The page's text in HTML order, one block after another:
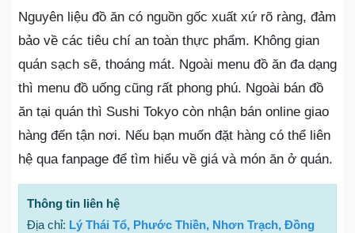
Nguyên liệu đồ ăn có nguồn gốc xuất xứ rõ ràng, đảm
bảo về các tiêu chí an toàn thực phẩm. Không gian
quán sạch sẽ, thoáng mát. Ngoài menu đồ ăn đa dạng
thì menu đồ uống cũng rất phong phú. Ngoài bán đồ
ăn tại quán thì Sushi Tokyo còn nhận bán online giao
hàng đến tận nơi. Nếu bạn muốn đặt hàng có thể liên
hệ qua fanpage để tìm hiểu về giá và món ăn ở quán.
Thông tin liên hệ
Địa chỉ: Lý Thái Tổ, Phước Thiền, Nhơn Trạch, Đồng